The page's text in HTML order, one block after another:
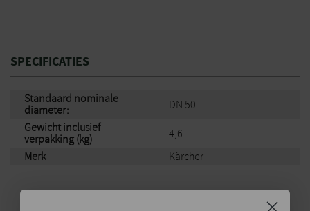
SPECIFICATIES
Standaard nominale
diameter:
DN 50
Gewicht inclusief
verpakking (kg)
4,6
Merk
Kärcher